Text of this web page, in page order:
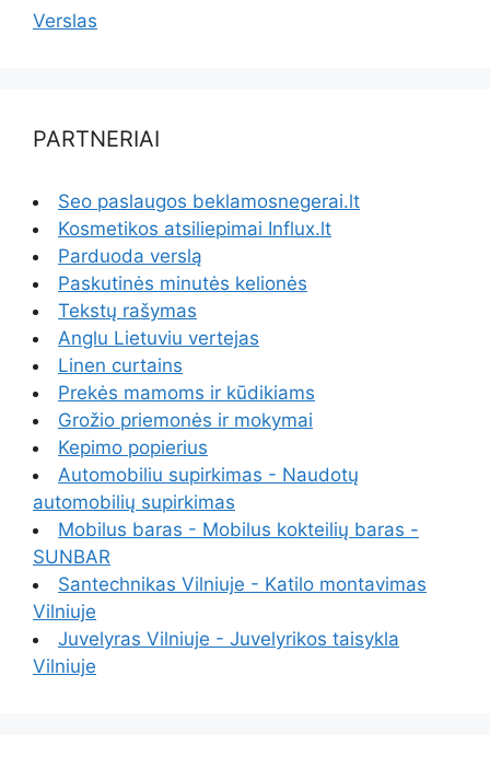
Verslas
PARTNERIAI
Seo paslaugos beklamosnegerai.lt
Kosmetikos atsiliepimai Influx.lt
Parduoda verslą
Paskutinės minutės kelionės
Tekstų rašymas
Anglu Lietuviu vertejas
Linen curtains
Prekės mamoms ir kūdikiams
Grožio priemonės ir mokymai
Kepimo popierius
Automobiliu supirkimas - Naudotų
automobilių supirkimas
Mobilus baras - Mobilus kokteilių baras -
SUNBAR
Santechnikas Vilniuje - Katilo montavimas
Vilniuje
Juvelyras Vilniuje - Juvelyrikos taisykla
Vilniuje